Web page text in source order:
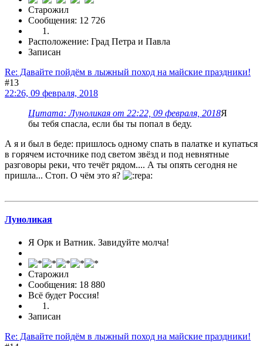
Старожил
Сообщения: 12 726
Расположение: Град Петра и Павла
Записан
Re: Давайте пойдём в лыжный поход на майские праздники!
#13
22:26, 09 февраля, 2018
Цитата: Луноликая от 22:22, 09 февраля, 2018Я
бы тебя спасла, если бы ты попал в беду.
А я и был в беде: пришлось одному спать в палатке и купаться
в горячем источнике под светом звёзд и под невнятные
разговоры реки, что течёт рядом.... А ты опять сегодня не
пришла... Стоп. О чём это я?
Луноликая
Я Орк и Ватник. Завидуйте молча!
Старожил
Сообщения: 18 880
Всё будет Россия!
Записан
Re: Давайте пойдём в лыжный поход на майские праздники!